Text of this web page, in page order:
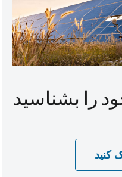
را بشناسید
کنید